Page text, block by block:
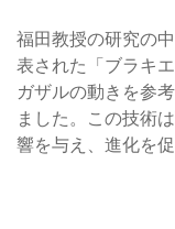
福田教授の研究の
表された「ブラキ
ガザルの動きを参
ました。この技術
響を与え、進化を促